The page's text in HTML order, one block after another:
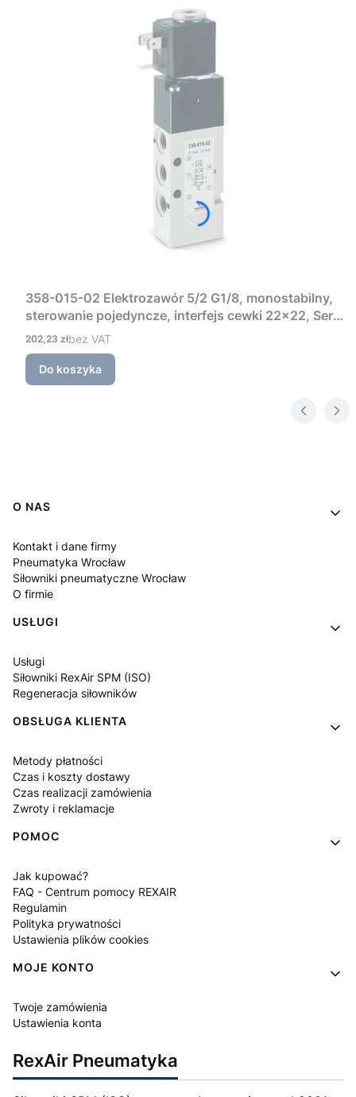
358-015-02 Elektrozawór 5/2 G1/8, monostabilny,
sterowanie pojedyncze, interfejs cewki 22×22, Seria
3 Camozzi
Cena
202,23 złbez VAT
Do koszyka
Linki w stopce
O NAS
Kontakt i dane firmy
Pneumatyka Wrocław
Siłowniki pneumatyczne Wrocław
O firmie
USŁUGI
Usługi
Siłowniki RexAir SPM (ISO)
Regeneracja siłowników
OBSŁUGA KLIENTA
Metody płatności
Czas i koszty dostawy
Czas realizacji zamówienia
Zwroty i reklamacje
POMOC
Jak kupować?
FAQ - Centrum pomocy REXAIR
Regulamin
Polityka prywatności
Ustawienia plików cookies
MOJE KONTO
Twoje zamówienia
Ustawienia konta
RexAir Pneumatyka